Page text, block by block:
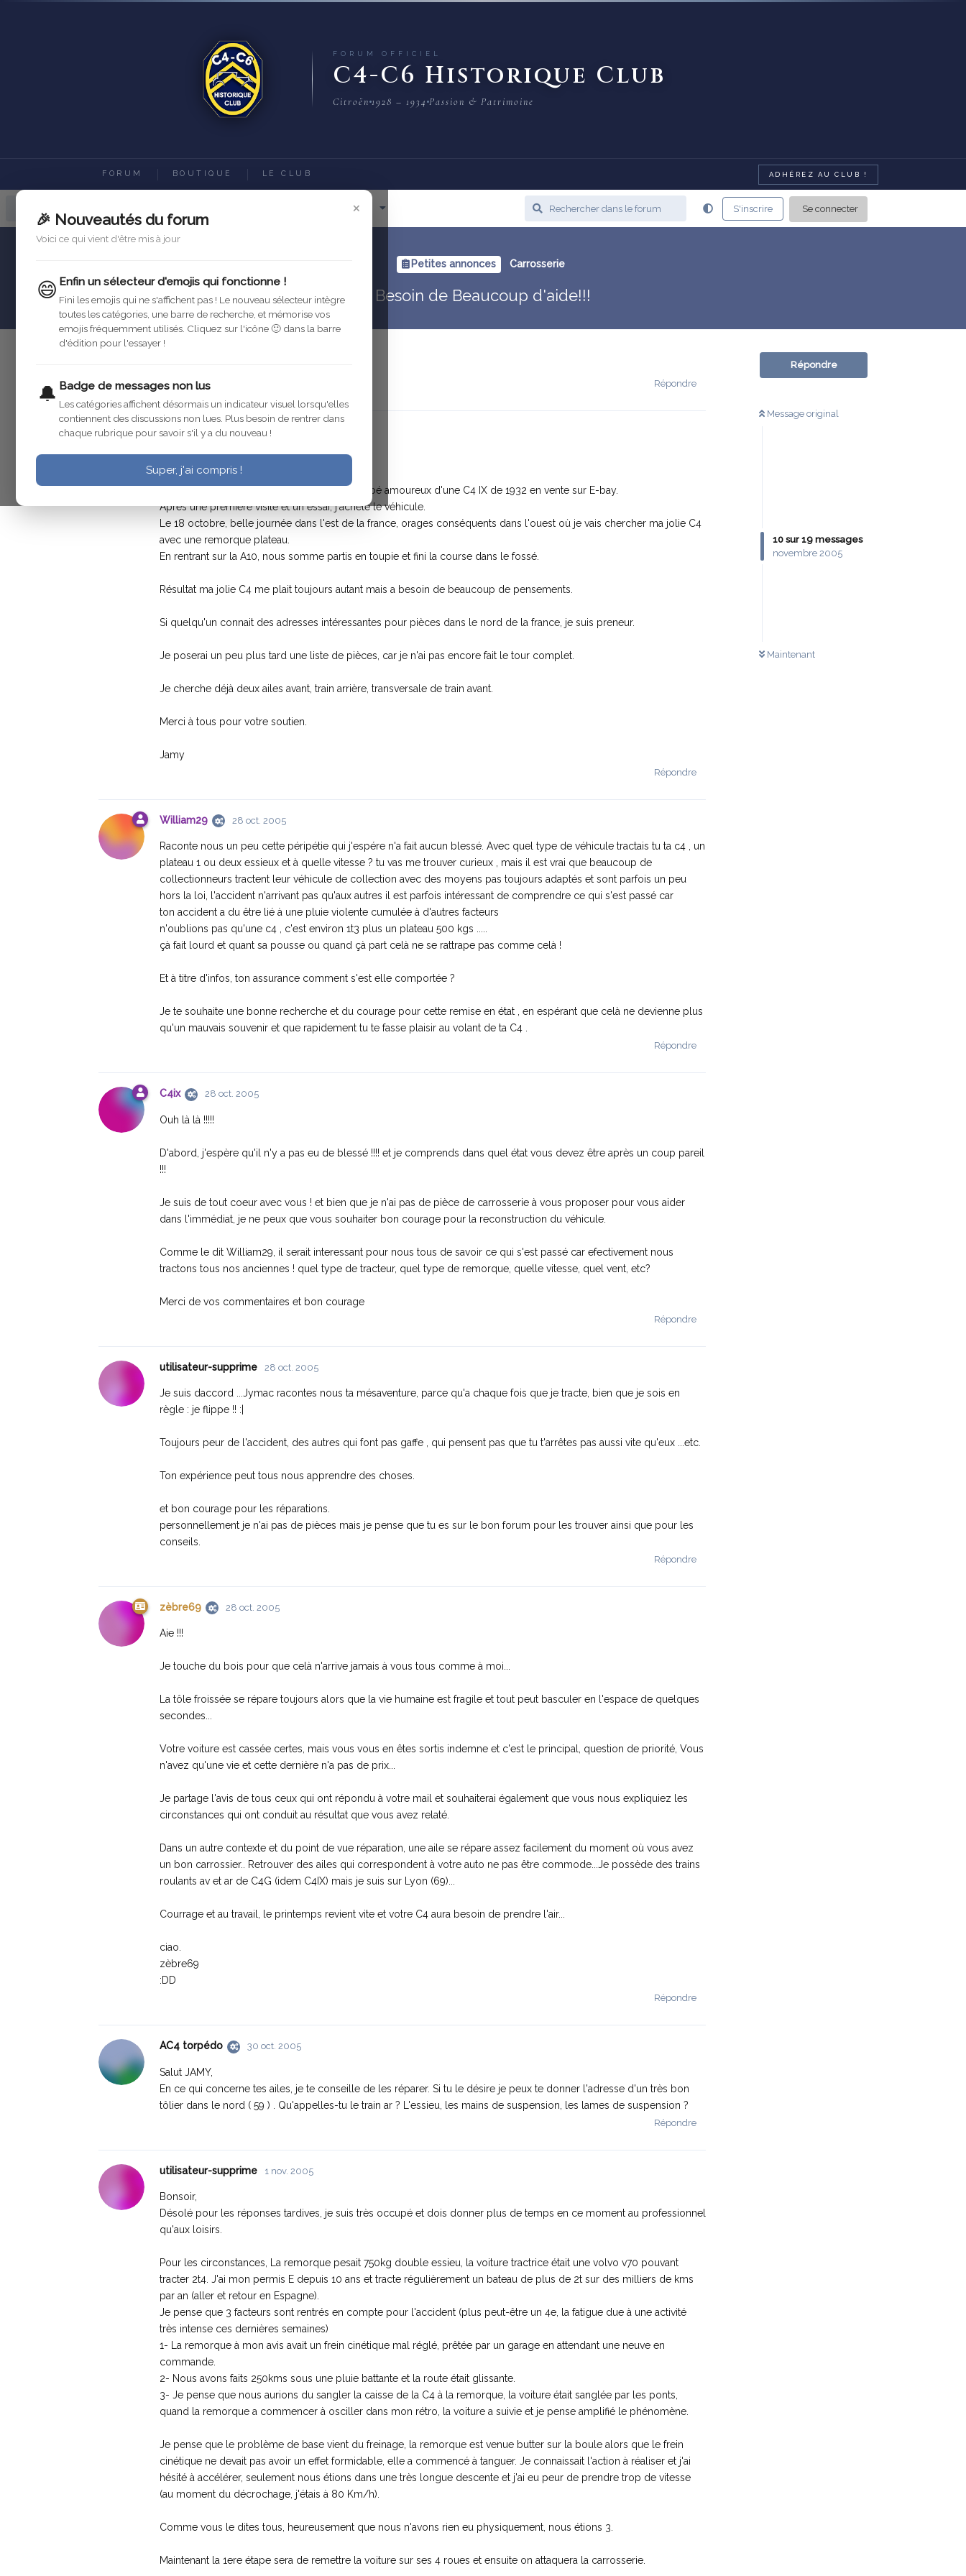
FORUM OFFICIEL
C4-C6 Historique Club
Citroën 1928 – 1934 Passion & Patrimoine
FORUM BOUTIQUE LE CLUB ADHÉREZ AU CLUB !
×
🎉 Nouveautés du forum
Voici ce qui vient d'être mis à jour
😄 Enfin un sélecteur d'emojis qui fonctionne !
Fini les emojis qui ne s'affichent pas ! Le nouveau sélecteur intègre
toutes les catégories, une barre de recherche, et mémorise vos
emojis fréquemment utilisés. Cliquez sur l'icône 🙂 dans la barre
d'édition pour l'essayer !
🔔 Badge de messages non lus
Les catégories affichent désormais un indicateur visuel lorsqu'elles
contiennent des discussions non lues. Plus besoin de rentrer dans
chaque rubrique pour savoir s'il y a du nouveau !
Super, j'ai compris !
Accès Rapide S'inscrire Se connecter
Petites annonces Carrosserie
Besoin de Beaucoup d'aide!!!
Répondre
Message original
10 sur 19 messages
novembre 2005
Maintenant
Répondre
utilisateur-supprime 28 oct. 2005
Bonjour à tous,
Je vous explique mon petit souci, je suis tombé amoureux d'une C4 IX de 1932 en vente sur E-bay.
Après une première visite et un essai, j'achète le véhicule.
Le 18 octobre, belle journée dans l'est de la france, orages conséquents dans l'ouest où je vais chercher ma jolie C4
avec une remorque plateau.
En rentrant sur la A10, nous somme partis en toupie et fini la course dans le fossé.
Résultat ma jolie C4 me plait toujours autant mais a besoin de beaucoup de pensements.
Si quelqu'un connait des adresses intéressantes pour pièces dans le nord de la france, je suis preneur.
Je poserai un peu plus tard une liste de pièces, car je n'ai pas encore fait le tour complet.
Je cherche déjà deux ailes avant, train arrière, transversale de train avant.
Merci à tous pour votre soutien.
Jamy
Répondre
William29 28 oct. 2005
Raconte nous un peu cette péripétie qui j'espére n'a fait aucun blessé. Avec quel type de véhicule tractais tu ta c4 , un
plateau 1 ou deux essieux et à quelle vitesse ? tu vas me trouver curieux , mais il est vrai que beaucoup de
collectionneurs tractent leur véhicule de collection avec des moyens pas toujours adaptés et sont parfois un peu
hors la loi, l'accident n'arrivant pas qu'aux autres il est parfois intéressant de comprendre ce qui s'est passé car
ton accident a du être lié à une pluie violente cumulée à d'autres facteurs
n'oublions pas qu'une c4 , c'est environ 1t3 plus un plateau 500 kgs .....
çà fait lourd et quant sa pousse ou quand çà part celà ne se rattrape pas comme celà !
Et à titre d'infos, ton assurance comment s'est elle comportée ?
Je te souhaite une bonne recherche et du courage pour cette remise en état , en espérant que celà ne devienne plus
qu'un mauvais souvenir et que rapidement tu te fasse plaisir au volant de ta C4 .
Répondre
C4ix 28 oct. 2005
Ouh là là !!!!!
D'abord, j'espère qu'il n'y a pas eu de blessé !!!! et je comprends dans quel état vous devez être après un coup pareil
!!!
Je suis de tout coeur avec vous ! et bien que je n'ai pas de pièce de carrosserie à vous proposer pour vous aider
dans l'immédiat, je ne peux que vous souhaiter bon courage pour la reconstruction du véhicule.
Comme le dit William29, il serait interessant pour nous tous de savoir ce qui s'est passé car efectivement nous
tractons tous nos anciennes ! quel type de tracteur, quel type de remorque, quelle vitesse, quel vent, etc?
Merci de vos commentaires et bon courage
Répondre
utilisateur-supprime 28 oct. 2005
Je suis daccord ...Jymac racontes nous ta mésaventure, parce qu'a chaque fois que je tracte, bien que je sois en
règle : je flippe !! :|
Toujours peur de l'accident, des autres qui font pas gaffe , qui pensent pas que tu t'arrêtes pas aussi vite qu'eux ...etc.
Ton expérience peut tous nous apprendre des choses.
et bon courage pour les réparations.
personnellement je n'ai pas de pièces mais je pense que tu es sur le bon forum pour les trouver ainsi que pour les
conseils.
Répondre
zèbre69 28 oct. 2005
Aie !!!
Je touche du bois pour que celà n'arrive jamais à vous tous comme à moi...
La tôle froissée se répare toujours alors que la vie humaine est fragile et tout peut basculer en l'espace de quelques
secondes...
Votre voiture est cassée certes, mais vous vous en êtes sortis indemne et c'est le principal, question de priorité, Vous
n'avez qu'une vie et cette dernière n'a pas de prix...
Je partage l'avis de tous ceux qui ont répondu à votre mail et souhaiterai également que vous nous expliquiez les
circonstances qui ont conduit au résultat que vous avez relaté.
Dans un autre contexte et du point de vue réparation, une aile se répare assez facilement du moment où vous avez
un bon carrossier.. Retrouver des ailes qui correspondent à votre auto ne pas être commode...Je possède des trains
roulants av et ar de C4G (idem C4IX) mais je suis sur Lyon (69)...
Courrage et au travail, le printemps revient vite et votre C4 aura besoin de prendre l'air...
ciao.
zèbre69
:DD
Répondre
AC4 torpédo 30 oct. 2005
Salut JAMY,
En ce qui concerne tes ailes, je te conseille de les réparer. Si tu le désire je peux te donner l'adresse d'un très bon
tôlier dans le nord ( 59 ) . Qu'appelles-tu le train ar ? L'essieu, les mains de suspension, les lames de suspension ?
Répondre
utilisateur-supprime 1 nov. 2005
Bonsoir,
Désolé pour les réponses tardives, je suis très occupé et dois donner plus de temps en ce moment au professionnel
qu'aux loisirs.
Pour les circonstances, La remorque pesait 750kg double essieu, la voiture tractrice était une volvo v70 pouvant
tracter 2t4. J'ai mon permis E depuis 10 ans et tracte régulièrement un bateau de plus de 2t sur des milliers de kms
par an (aller et retour en Espagne).
Je pense que 3 facteurs sont rentrés en compte pour l'accident (plus peut-être un 4e, la fatigue due à une activité
très intense ces dernières semaines)
1- La remorque à mon avis avait un frein cinétique mal réglé, prêtée par un garage en attendant une neuve en
commande.
2- Nous avons faits 250kms sous une pluie battante et la route était glissante.
3- Je pense que nous aurions du sangler la caisse de la C4 à la remorque, la voiture était sanglée par les ponts,
quand la remorque a commencer à osciller dans mon rétro, la voiture a suivie et je pense amplifié le phénomène.
Je pense que le problème de base vient du freinage, la remorque est venue butter sur la boule alors que le frein
cinétique ne devait pas avoir un effet formidable, elle a commencé à tanguer. Je connaissait l'action à réaliser et j'ai
hésité à accélérer, seulement nous étions dans une très longue descente et j'ai eu peur de prendre trop de vitesse
(au moment du décrochage, j'étais à 80 Km/h).
Comme vous le dites tous, heureusement que nous n'avons rien eu physiquement, nous étions 3.
Maintenant la 1ere étape sera de remettre la voiture sur ses 4 roues et ensuite on attaquera la carrosserie.